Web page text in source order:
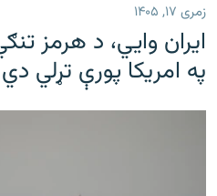
زمری ۱۷, ۱۴۰۵
ایران وایي، د هرمز
په امریکا پورې تړلي دي